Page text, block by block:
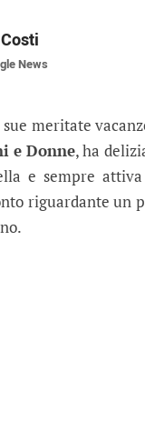
News
successo
meritate
e Donne, ha
e sempre
riguardante un